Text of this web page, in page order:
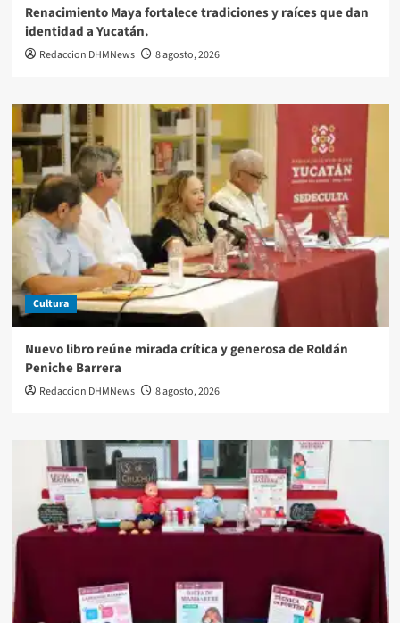
Renacimiento Maya fortalece tradiciones y raíces que dan
identidad a Yucatán.
Redaccion DHMNews 8 agosto, 2026
Cultura
Nuevo libro reúne mirada crítica y generosa de Roldán
Peniche Barrera
Redaccion DHMNews 8 agosto, 2026